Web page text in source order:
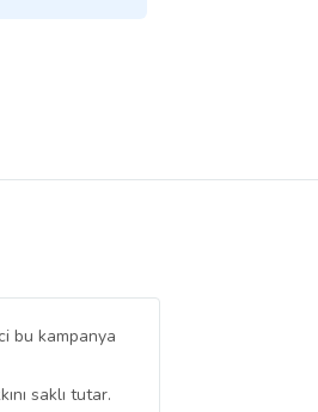
bu kampanya
saklı tutar.